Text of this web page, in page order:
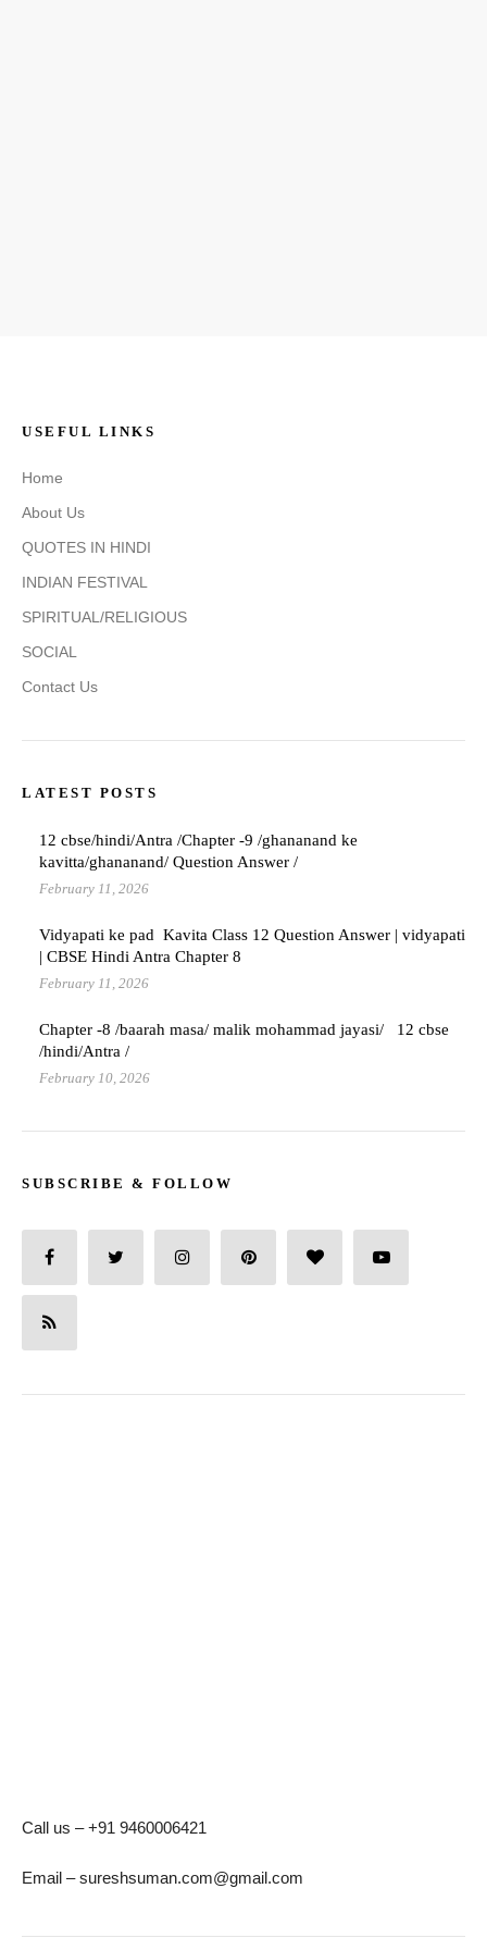
USEFUL LINKS
Home
About Us
QUOTES IN HINDI
INDIAN FESTIVAL
SPIRITUAL/RELIGIOUS
SOCIAL
Contact Us
LATEST POSTS
12 cbse/hindi/Antra /Chapter -9 /ghananand ke
kavitta/ghananand/ Question Answer /
February 11, 2026
Vidyapati ke pad Kavita Class 12 Question Answer | vidyapati
| CBSE Hindi Antra Chapter 8
February 11, 2026
Chapter -8 /baarah masa/ malik mohammad jayasi/ 12 cbse
/hindi/Antra /
February 10, 2026
SUBSCRIBE & FOLLOW
Call us – +91 9460006421
Email – sureshsuman.com@gmail.com